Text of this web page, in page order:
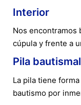
Interior
Nos encontramos
cúpula y frente a
Pila bautismal
La pila tiene
bautismo por